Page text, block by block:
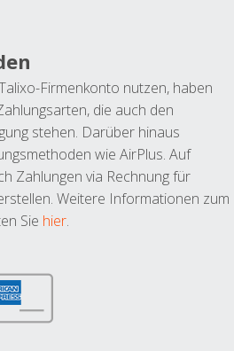
Firmenkonto nutzen, haben
die auch den
stehen. Darüber hinaus
wie AirPlus. Auf
Zahlungen via Rechnung für
Weitere Informationen zum
Sie hier.